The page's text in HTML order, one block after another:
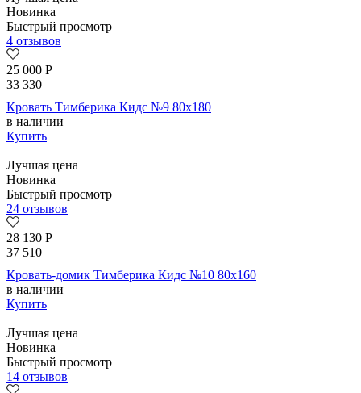
Новинка
Быстрый просмотр
4 отзывов
25 000 Р
33 330
Кровать Тимберика Кидс №9 80х180
в наличии
Купить
Лучшая цена
Новинка
Быстрый просмотр
24 отзывов
28 130 Р
37 510
Кровать-домик Тимберика Кидс №10 80х160
в наличии
Купить
Лучшая цена
Новинка
Быстрый просмотр
14 отзывов